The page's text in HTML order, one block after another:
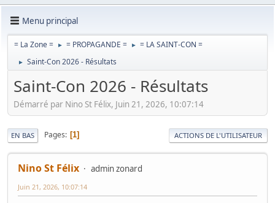
Menu principal
= La Zone = ► = PROPAGANDE = ► = LA SAINT-CON =
► Saint-Con 2026 - Résultats
Saint-Con 2026 - Résultats
Démarré par Nino St Félix, Juin 21, 2026, 10:07:14
EN BAS Pages 1 ACTIONS DE L'UTILISATEUR
Nino St Félix admin zonard
Juin 21, 2026, 10:07:14